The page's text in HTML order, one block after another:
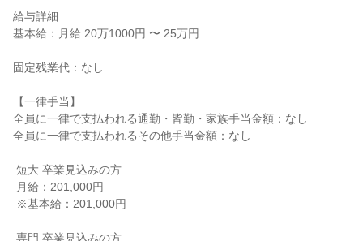
給与詳細
基本給：月給 20万1000円 〜 25万円
固定残業代：なし
【一律手当】
全員に一律で支払われる通勤・皆勤・家族手当金額：なし
全員に一律で支払われるその他手当金額：なし